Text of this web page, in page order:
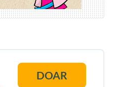
DOAR